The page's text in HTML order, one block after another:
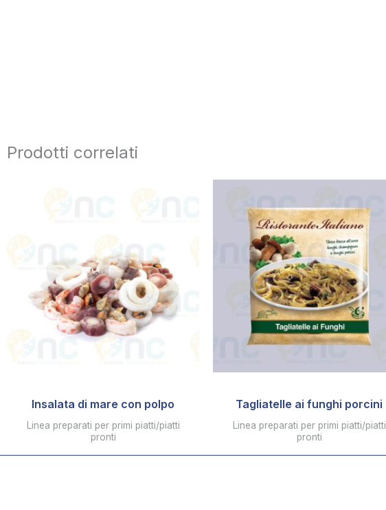
Prodotti correlati
Insalata di mare con polpo
Linea preparati per primi piatti/piatti
pronti
Tagliatelle ai funghi porcini
Linea preparati per primi piatti/piatti
pronti